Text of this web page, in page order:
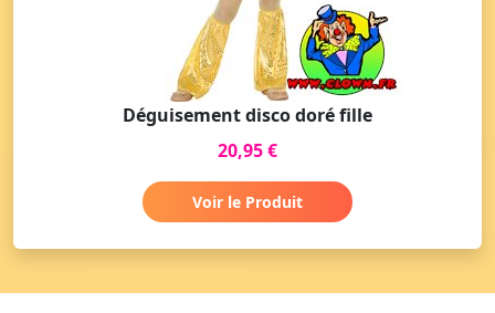
Déguisement disco doré fille
20,95 €
Voir le Produit